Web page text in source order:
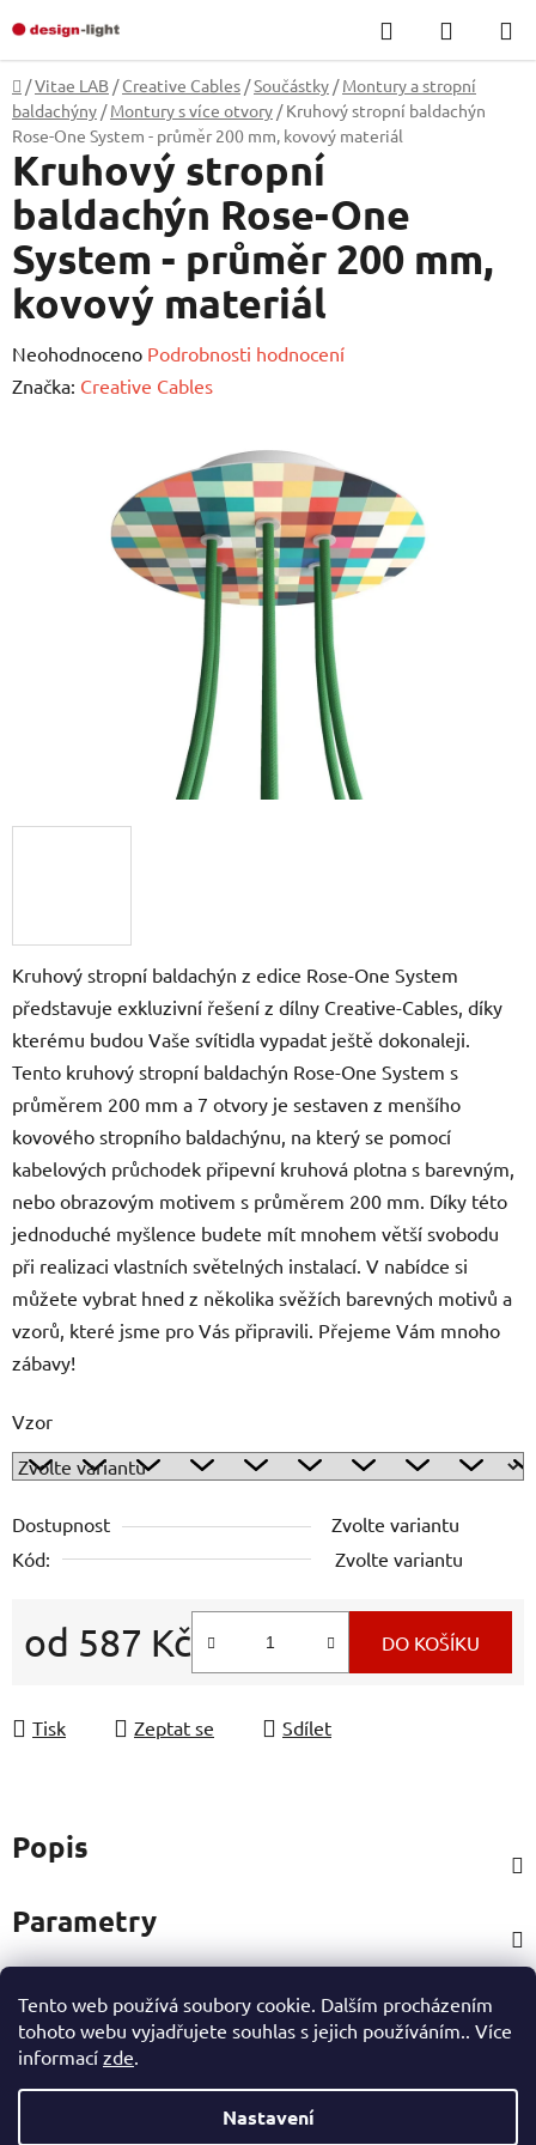
Tento web používá soubory cookie. Dalším procházením
tohoto webu vyjadřujete souhlas s jejich používáním.. Více
informací zde.
Nastavení
na
obsah
Hledat
KOŠÍK
Domů
/Vitae LAB / Creative Cables /Součástky / Montury a stropní
baldachýny / Montury s více otvory / Kruhový stropní baldachýn
Rose-One System - průměr 200 mm, kovový materiál
Kruhový stropní baldachýn z edice Rose-One System
představuje exkluzivní řešení z dílny Creative-Cables, díky
kterému budou Vaše svítidla vypadat ještě dokonaleji.
Tento kruhový stropní baldachýn Rose-One System s
průměrem 200 mm a 7 otvory je sestaven z menšího
kovového stropního baldachýnu, na který se pomocí
kabelových průchodek připevní kruhová plotna s barevným,
nebo obrazovým motivem s průměrem 200 mm. Díky této
jednoduché myšlence budete mít mnohem větší svobodu
při realizaci vlastních světelných instalací. V nabídce si
můžete vybrat hned z několika svěžích barevných motivů a
vzorů, které jsme pro Vás připravili. Přejeme Vám mnoho
zábavy!
Vzor
Dostupnost
Zvolte variantu
Kód:
Zvolte variantu
od 587 Kč DO KOŠÍKU
Tisk Zeptat se Sdílet
Kruhový stropní
baldachýn Rose-One
System - průměr 200 mm,
kovový materiál
Průměrné
hodnocení
Neohodnoceno Podrobnosti hodnocení
Značka: Creative Cables
Popis
Parametry
Hodnocení
Ostatní informace